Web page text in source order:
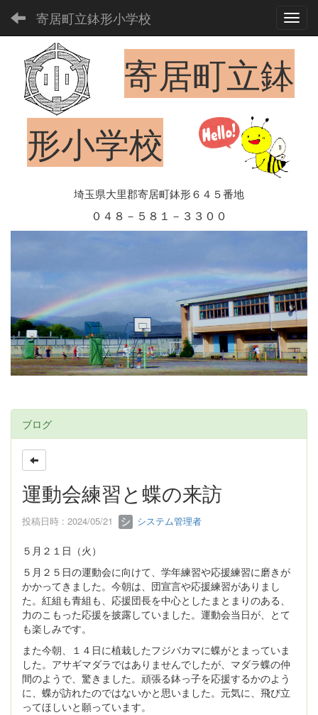
寄居町立鉢形小学校
寄居町立鉢
形小学校
埼玉県大里郡寄居町鉢形６４５番地
０４８－５８１－３３００
ブログ
運動会練習と蝶の来訪
投稿日時 : 2024/05/21 システム管理者
５月２１日（火）
５月２５日の運動会に向けて、学年練習や応援練習に磨きが
かかってきました。今朝は、団宣言や応援練習がありまし
た。紅組も青組も、応援団長を中心としたまとまりのある、
力のこもった応援を披露していました。運動会当日が、とて
も楽しみです。
また今朝、１４日に植栽したフジバカマに蝶がとまっていま
した。アサギマダラではありませんでしたが、マダラ蝶の仲
間のようで、驚きました。頑張る鉢っ子を応援するかのよう
に、蝶が訪れたのではないかと思いました。元気に、飛び立
ってほしいと願っています。